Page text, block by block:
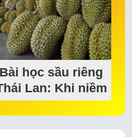
Bài học sầu riêng
Lan: Khi niềm
thị trường bắt…